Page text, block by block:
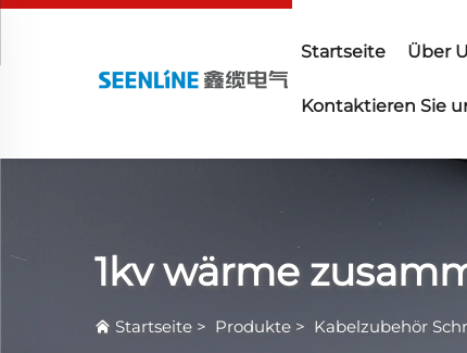
Startseite Über
Kontaktieren Sie
1kv wärme
Startseite > Produkte > Kabelzubehör